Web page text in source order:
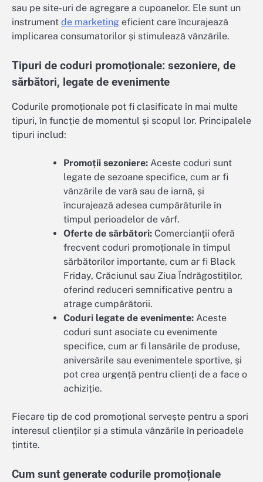
sau pe site-uri de agregare a cupoanelor. Ele sunt un
instrument de marketing eficient care încurajează
implicarea consumatorilor și stimulează vânzările.
Tipuri de coduri promoționale: sezoniere, de
sărbători, legate de evenimente
Codurile promoționale pot fi clasificate în mai multe
tipuri, în funcție de momentul și scopul lor. Principalele
tipuri includ:
Promoții sezoniere: Aceste coduri sunt
legate de sezoane specifice, cum ar fi
vânzările de vară sau de iarnă, și
încurajează adesea cumpărăturile în
timpul perioadelor de vârf.
Oferte de sărbători: Comercianții oferă
frecvent coduri promoționale în timpul
sărbătorilor importante, cum ar fi Black
Friday, Crăciunul sau Ziua Îndrăgostiților,
oferind reduceri semnificative pentru a
atrage cumpărătorii.
Coduri legate de evenimente: Aceste
coduri sunt asociate cu evenimente
specifice, cum ar fi lansările de produse,
aniversările sau evenimentele sportive, și
pot crea urgență pentru clienți de a face o
achiziție.
Fiecare tip de cod promoțional servește pentru a spori
interesul clienților și a stimula vânzările în perioadele
țintite.
Cum sunt generate codurile promoționale